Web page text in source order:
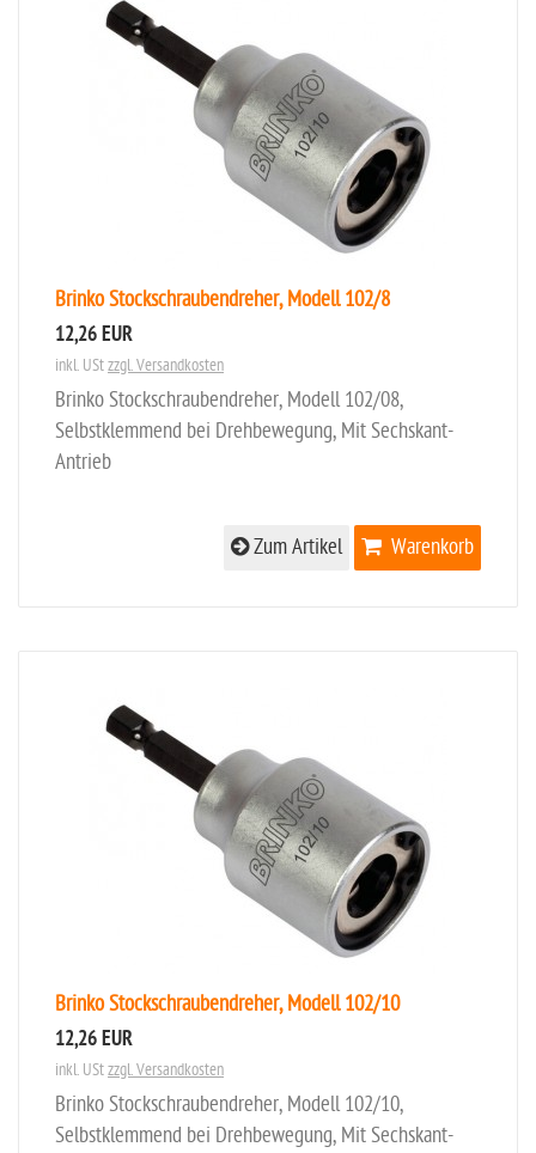
Brinko Stockschraubendreher, Modell 102/8
12,26 EUR
inkl. UStzzgl. Versandkosten
Brinko Stockschraubendreher, Modell 102/08,
Selbstklemmend bei Drehbewegung, Mit Sechskant-
Antrieb
Warenkorb
Zum Artikel
Brinko Stockschraubendreher, Modell 102/10
12,26 EUR
inkl. UStzzgl. Versandkosten
Brinko Stockschraubendreher, Modell 102/10,
Selbstklemmend bei Drehbewegung, Mit Sechskant-